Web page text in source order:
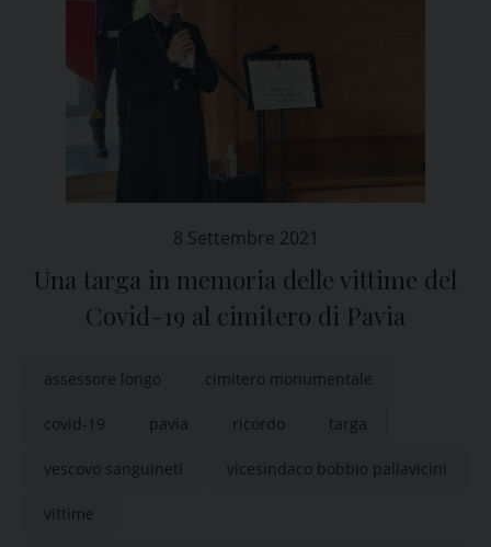
8 Settembre 2021
Una targa in memoria delle vittime del
Covid-19 al cimitero di Pavia
assessore longo cimitero monumentale
covid-19 pavia ricordo targa
vescovo sanguineti vicesindaco bobbio pallavicini
vittime